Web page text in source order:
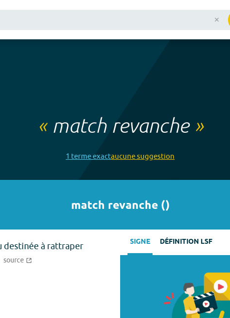
« match revanche»
1 termeexactaucunesuggestion
match revanche()
destinée à rattraper
source
SIGNE DÉFINITION LSF